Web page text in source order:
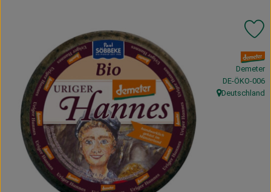
Obst & Gemüse
Kühltheke
Vorratskammer
Getränke
Haus, Garten & Co.
, Verband:
Demeter
,DE-ÖKO-006
, Herkunft:
Deutschland